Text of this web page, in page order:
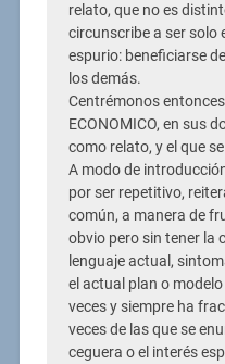
relato, que no es
circunscribe a ser solo
espurio: beneficiarse
los demás.
Centrémonos
ECONOMICO, en sus
como relato, y el que
A modo de
por ser repetitivo,
común, a manera de
obvio pero sin tener la
lenguaje actual,
el actual plan o
veces y siempre ha
veces de las que se
ceguera o el interés